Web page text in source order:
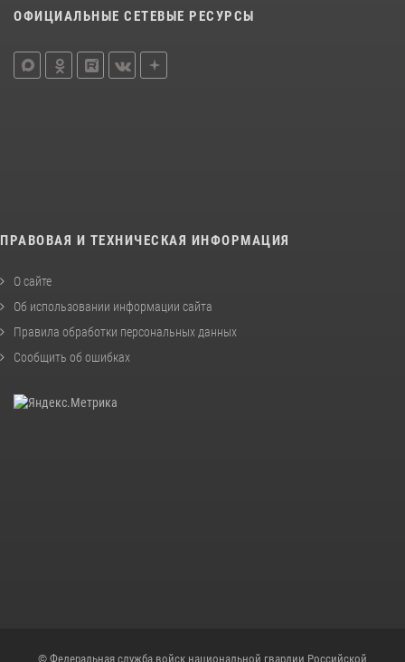
ОФИЦИАЛЬНЫЕ СЕТЕВЫЕ РЕСУРСЫ
ПРАВОВАЯ И ТЕХНИЧЕСКАЯ ИНФОРМАЦИЯ
О сайте
Об использовании информации сайта
Правила обработки персональных данных
Сообщить об ошибках
© Федеральная служба войск национальной гвардии Российской